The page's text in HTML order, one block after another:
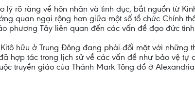
rõ ràng về hôn nhân và tình dục, bắt nguồn từ
quan ngại rộng hơn giữa một số tổ chức Chính
phương Tây liên quan đến các vấn đề đạo đức tình
hữu ở Trung Đông đang phải đối mặt với những
hợp tác trong lịch sử về các vấn đề như bảo vệ tự
truyền giáo của Thánh Mark Tông đồ ở